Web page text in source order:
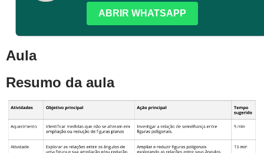
ABRIR WHATSAPP
Aula
Resumo da aula